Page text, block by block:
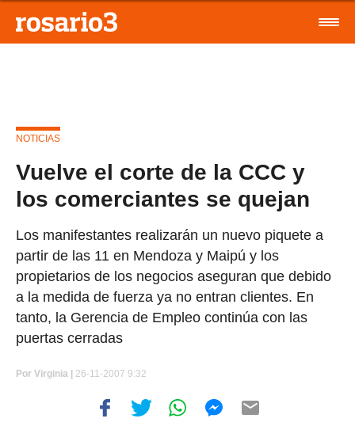
NOTICIAS
Vuelve el corte de la CCC y
los comerciantes se quejan
Los manifestantes realizarán un nuevo piquete a
partir de las 11 en Mendoza y Maipú y los
propietarios de los negocios aseguran que debido
a la medida de fuerza ya no entran clientes. En
tanto, la Gerencia de Empleo continúa con las
puertas cerradas
Por Virginia | 26-11-2007 9:32